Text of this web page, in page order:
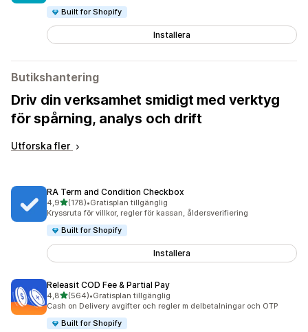
Built for Shopify
Installera
Butikshantering
Driv din verksamhet smidigt med verktyg
för spårning, analys och drift
Utforska fler
RA Term and Condition Checkbox
4,9av 5 stjärnor
(178)
178 recensioner totalt
•Gratisplan tillgänglig
Kryssruta för villkor, regler för kassan, åldersverifiering
Built for Shopify
Installera
Releasit COD Fee & Partial Pay
4,8av 5 stjärnor
(564)
564 recensioner totalt
•Gratisplan tillgänglig
Cash on Delivery avgifter och regler m delbetalningar och OTP
Built for Shopify